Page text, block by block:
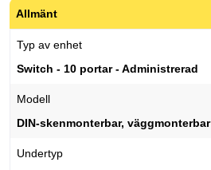
Allmänt
Typ av enhet
Switch - 10 portar - Administrerad
Modell
DIN-skenmonterbar, väggmonterbar
Undertyp